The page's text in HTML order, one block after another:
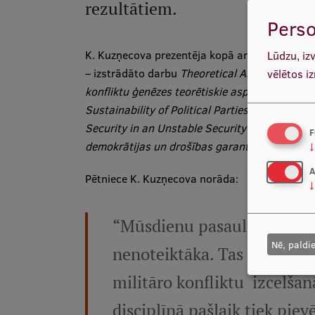
rezultātiem.
K. Kuzņecova prezentēja kopā ar kolēģiem –
– izstrādāto darbu Theoretical Aspects of
konfliktu ģenēzes teorētiskie aspekti
Sustainability of Political Parties and Party
Security in an Unstable Security Environment
demokrātijas un drošības garants nestabilā
Pētniece K. Kuzņecova norāda:
“Mūsdienu pasaulē
nenoteiktāka. Tas ir
militāro konfliktu
disciplīnā pašlaik tiek
Lūdzu,
vēlētos
↓
↓
Nē,